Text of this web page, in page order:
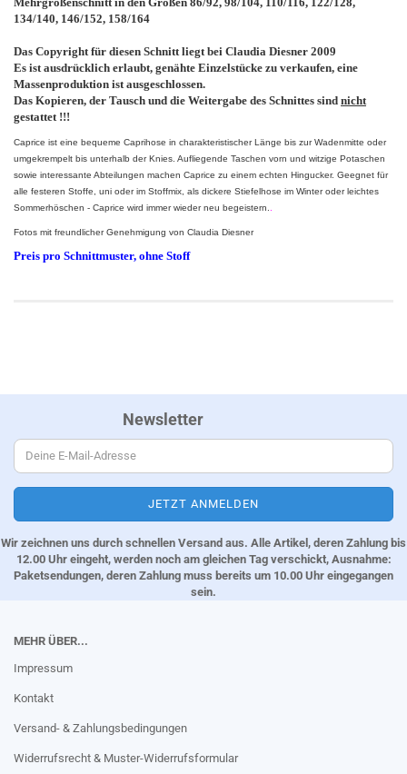
134/140, 146/152, 158/164
Das Copyright für diesen Schnitt liegt bei Claudia Diesner 2009
Es ist ausdrücklich erlaubt, genähte Einzelstücke zu verkaufen, eine
Massenproduktion ist ausgeschlossen.
Das Kopieren, der Tausch und die Weitergabe des Schnittes sind nicht
gestattet !!!
Caprice ist eine bequeme Caprihose in charakteristischer Länge bis zur Wadenmitte oder
umgekrempelt bis unterhalb der Knies. Aufliegende Taschen vorn und witzige Potaschen
sowie interessante Abteilungen machen Caprice zu einem echten Hingucker. Geegnet für
alle festeren Stoffe, uni oder im Stoffmix, als dickere Stiefelhose im Winter oder leichtes
Sommerhöschen - Caprice wird immer wieder neu begeistern.
Fotos mit freundlicher Genehmigung von Claudia Diesner
Preis pro Schnittmuster, ohne Stoff
Newsletter
Wir zeichnen uns durch schnellen Versand aus. Alle Artikel, deren Zahlung bis
12.00 Uhr eingeht, werden noch am gleichen Tag verschickt, Ausnahme:
Paketsendungen, deren Zahlung muss bereits um 10.00 Uhr eingegangen
sein.
MEHR ÜBER...
Impressum
Kontakt
Versand- & Zahlungsbedingungen
Widerrufsrecht & Muster-Widerrufsformular